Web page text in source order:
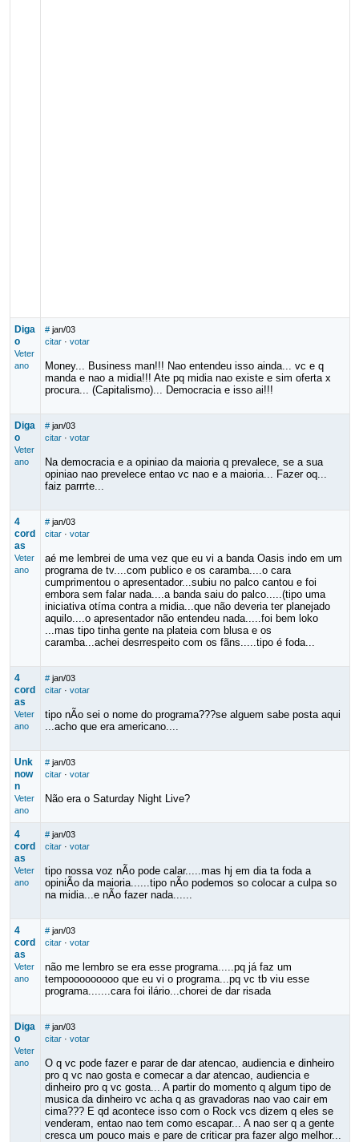
Diga
o
Veter
ano
# jan/03
citar· votar
Money... Business man!!! Nao entendeu isso ainda... vc e q
manda e nao a midia!!! Ate pq midia nao existe e sim oferta x
procura... (Capitalismo)... Democracia e isso ai!!!
Diga
o
Veter
ano
# jan/03
citar· votar
Na democracia e a opiniao da maioria q prevalece, se a sua
opiniao nao prevelece entao vc nao e a maioria... Fazer oq...
faiz parrrte...
4
cord
as
Veter
ano
# jan/03
citar· votar
aé me lembrei de uma vez que eu vi a banda Oasis indo em um
programa de tv....com publico e os caramba....o cara
cumprimentou o apresentador...subiu no palco cantou e foi
embora sem falar nada....a banda saiu do palco.....(tipo uma
iniciativa otíma contra a midia...que não deveria ter planejado
aquilo....o apresentador não entendeu nada.....foi bem loko
...mas tipo tinha gente na plateia com blusa e os
caramba...achei desrrespeito com os fãns.....tipo é foda...
4
cord
as
Veter
ano
# jan/03
citar· votar
tipo nÃo sei o nome do programa???se alguem sabe posta aqui
...acho que era americano....
Unk
now
n
Veter
ano
# jan/03
citar· votar
Não era o Saturday Night Live?
4
cord
as
Veter
ano
# jan/03
citar· votar
tipo nossa voz nÃo pode calar.....mas hj em dia ta foda a
opiniÃo da maioria......tipo nÃo podemos so colocar a culpa so
na midia...e nÃo fazer nada......
4
cord
as
Veter
ano
# jan/03
citar· votar
não me lembro se era esse programa.....pq já faz um
tempooooooooo que eu vi o programa...pq vc tb viu esse
programa.......cara foi ilário...chorei de dar risada
Diga
o
Veter
ano
# jan/03
citar· votar
O q vc pode fazer e parar de dar atencao, audiencia e dinheiro
pro q vc nao gosta e comecar a dar atencao, audiencia e
dinheiro pro q vc gosta... A partir do momento q algum tipo de
musica da dinheiro vc acha q as gravadoras nao vao cair em
cima??? E qd acontece isso com o Rock vcs dizem q eles se
venderam, entao nao tem como escapar... A nao ser q a gente
cresca um pouco mais e pare de criticar pra fazer algo melhor...